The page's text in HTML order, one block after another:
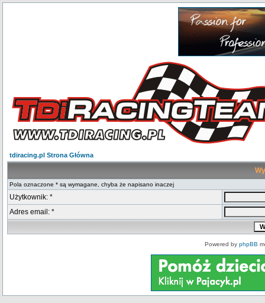
tdiracing.pl Strona Główna
Pola oznaczone * są wymagane, chyba że napisano inaczej
Użytkownik: *
Adres email: *
Powered by phpBB